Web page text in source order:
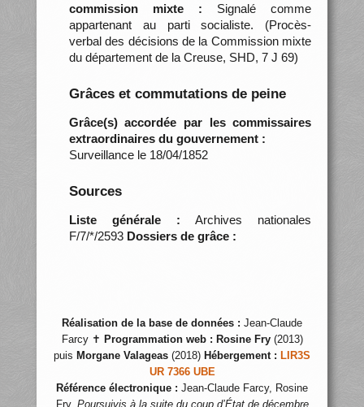
commission mixte : Signalé comme
appartenant au parti socialiste. (Procès-
verbal des décisions de la Commission mixte
du département de la Creuse, SHD, 7 J 69)
Grâces et commutations de peine
Grâce(s) accordée par les commissaires
extraordinaires du gouvernement :
Surveillance le 18/04/1852
Sources
Liste générale : Archives nationales
F/7/*/2593 Dossiers de grâce :
Réalisation de la base de données : Jean-Claude
Farcy ✝ Programmation web : Rosine Fry(2013)
puis Morgane Valageas (2018) Hébergement : LIR3S
UR 7366 UBE
Référence électronique : Jean-Claude Farcy, Rosine
Fry, Poursuivis à la suite du coup d’État de décembre